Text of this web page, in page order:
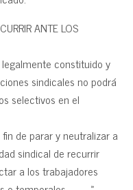
ANTE LOS
constituido y
sindicales no podrá
selectivos en el
de parar y neutralizar a
sindical de recurrir
a los trabajadores